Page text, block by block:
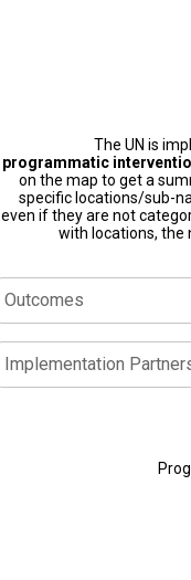
The UN is
programmatic
on the map to get a
specific locations/sub-
even if they are not
with locations, the
Outcomes
Implementation